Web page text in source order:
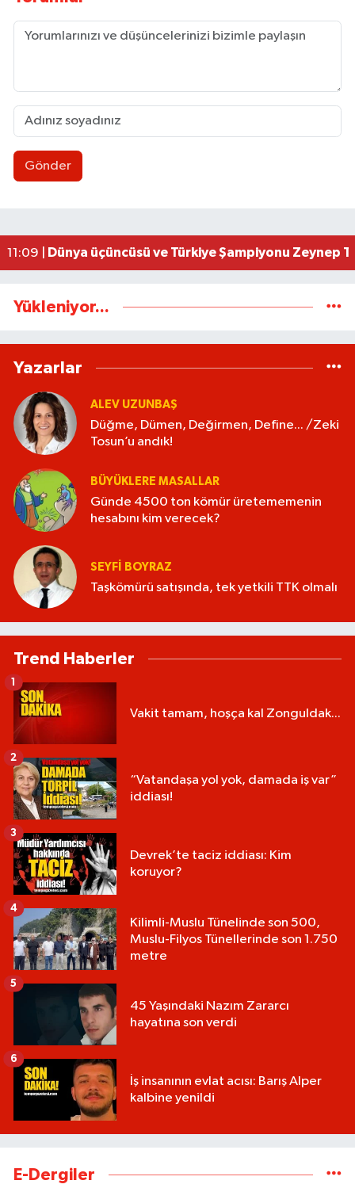
Gönder
23:02 |Ereğli’de feci kaza: 18 yaşındaki Miraç
11:09 |
Dünya üçüncüsü ve Türkiye Şampiyonu Zeynep
Yükleniyor...
Yazarlar
ALEV UZUNBAŞ
Düğme, Dümen, Değirmen, Define... /Zeki
Tosun’u andık!
BÜYÜKLERE MASALLAR
Günde 4500 ton kömür üretememenin
hesabını kim verecek?
SEYFI BOYRAZ
Taşkömürü satışında, tek yetkili TTK olmalı
Trend Haberler
Vakit tamam, hoşça kal Zonguldak...
1
“Vatandaşa yol yok, damada iş var”
iddiası!
2
Devrek’te taciz iddiası: Kim
koruyor?
3
Kilimli-Muslu Tünelinde son 500,
Muslu-Filyos Tünellerinde son 1.750
metre
4
45 Yaşındaki Nazım Zararcı
hayatına son verdi
5
İş insanının evlat acısı: Barış Alper
kalbine yenildi
6
E-Dergiler